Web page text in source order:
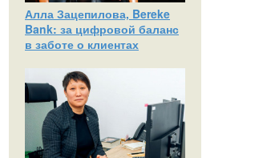
Алла Зацепилова, Bereke
Bank: за цифровой баланс
в заботе о клиентах